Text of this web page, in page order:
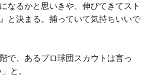
なるかと思いきや、伸びてきてスト
と決まる。捕っていて気持ちいいで
で、あるプロ球団スカウトは言っ
と。